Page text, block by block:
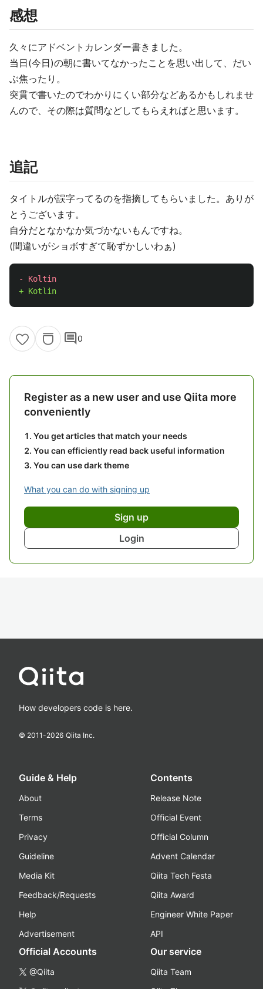
感想
久々にアドベントカレンダー書きました。
当日(今日)の朝に書いてなかったことを思い出して、だい
ぶ焦ったり。
突貫で書いたのでわかりにくい部分などあるかもしれませ
んので、その際は質問などしてもらえればと思います。
追記
タイトルが誤字ってるのを指摘してもらいました。ありが
とうございます。
自分だとなかなか気づかないもんですね。
(間違いがショボすぎて恥ずかしいわぁ)
comment0
Register as a new user and use Qiita more
conveniently
You get articles that match your needs
You can efficiently read back useful information
You can use dark theme
What you can do with signing up
Sign up
Login
How developers code is here.
© 2011-2026 Qiita Inc.
Guide & Help
About
Terms
Privacy
Guideline
Media Kit
Feedback/Requests
Help
Advertisement
Contents
Release Note
Official Event
Official Column
Advent Calendar
Qiita Tech Festa
Qiita Award
Engineer White Paper
API
Official Accounts
@Qiita
Our service
Qiita Team